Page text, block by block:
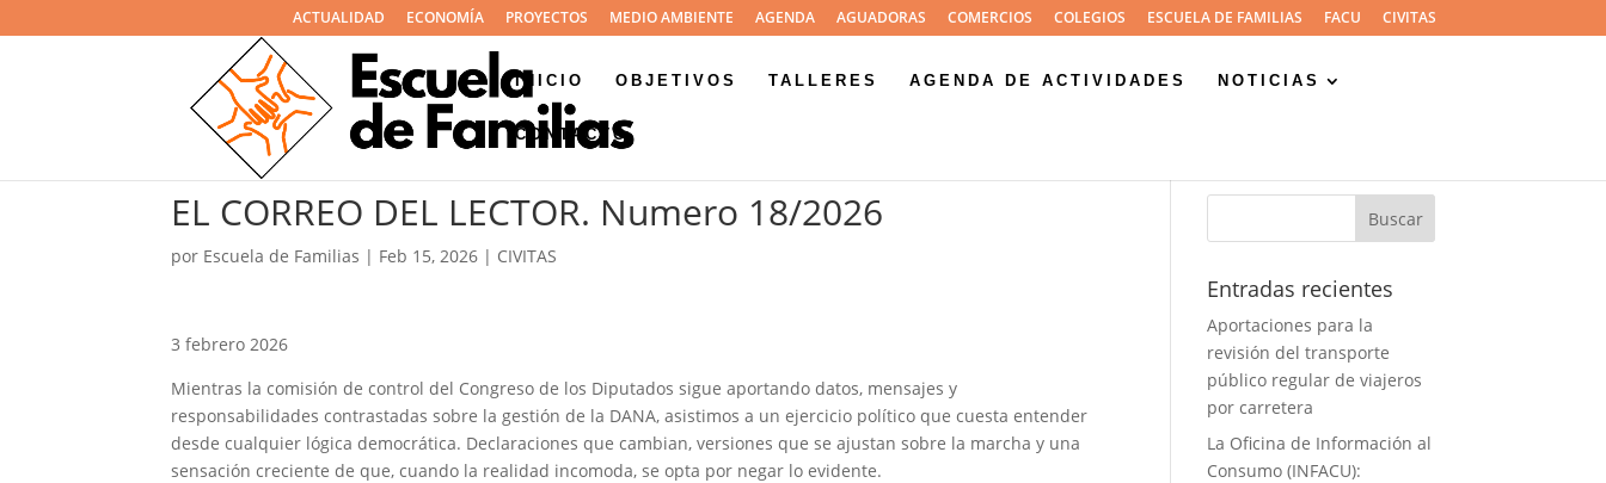
ACTUALIDAD ECONOMÍA PROYECTOS MEDIO AMBIENTE AGENDA AGUADORAS COMERCIOS COLEGIOS ESCUELA DE FAMILIAS FACU CIVITAS
INICIO OBJETIVOS TALLERES AGENDA DE ACTIVIDADES NOTICIAS
CONTACTO
EL CORREO DEL LECTOR. Numero 18/2026
por Escuela de Familias | Feb 15, 2026| CIVITAS
3 febrero 2026
Mientras la comisión de control del Congreso de los Diputados sigue aportando datos, mensajes y
responsabilidades contrastadas sobre la gestión de la DANA, asistimos a un ejercicio político que cuesta entender
desde cualquier lógica democrática. Declaraciones que cambian, versiones que se ajustan sobre la marcha y una
sensación creciente de que, cuando la realidad incomoda, se opta por negar lo evidente.
Entradas recientes
Aportaciones para la
revisión del transporte
público regular de viajeros
por carretera
La Oficina de Información al
Consumo (INFACU):